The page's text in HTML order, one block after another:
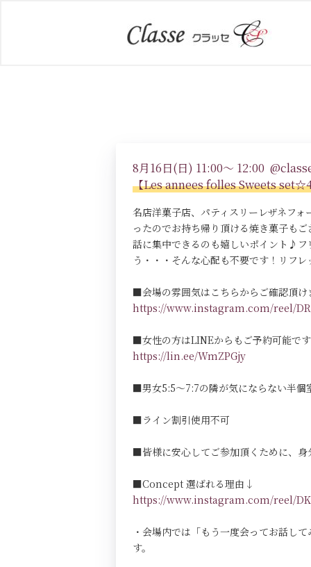
8月16日(日) 11:00～ 12:00
【Les annees folles Sweets
名店洋菓子店、パティスリーレザネフ
ったのでお持ち帰り頂ける焼き菓子も
話に集中できるのも嬉しいポイント♪フ
う・・・そんな心配も不要です！リフレ
■会場の雰囲気はこちらからご確認頂
https://www.instagram.com/reel/
■女性の方はLINEからもご予約可能で
https://lin.ee/WmZPGjy
■男女5:5～7:7の隣が気にならない半
■ライン割引使用不可
■皆様に安心してご参加頂くために、
■Concept 選ばれる理由↓
https://www.instagram.com/reel/
・会場内では「もう一度会ってお話し
す。